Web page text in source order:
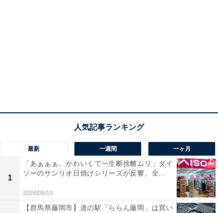
最新 一週間 一ヶ月
1
「あぁぁぁ。かわいくて一生断捨離ムリ」ダイ
ソーのサンリオ日焼けシリーズが反響。全...
2026/08/10
【群馬県藤岡市】道の駅「ららん藤岡」は買い